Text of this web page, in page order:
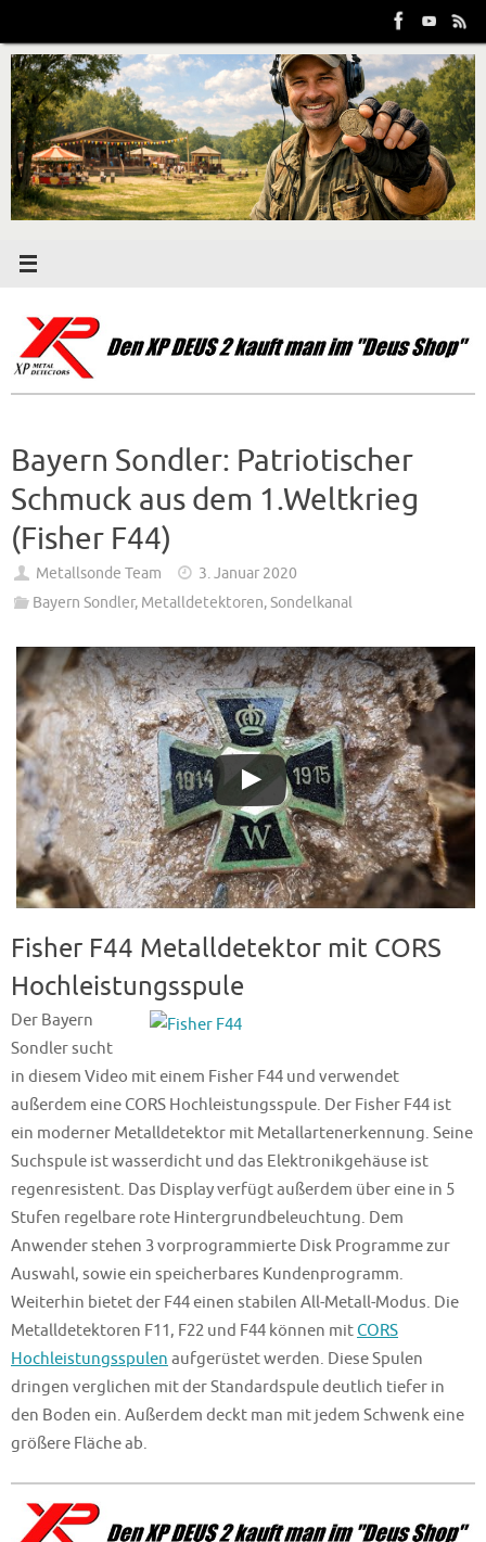
Inhalt
springen
Bayern Sondler: Patriotischer
Schmuck aus dem 1.Weltkrieg
(Fisher F44)
Metallsonde Team
3. Januar 2020
Bayern Sondler, Metalldetektoren,Sondelkanal
Fisher F44 Metalldetektor mit CORS
Hochleistungsspule
Der Bayern
Sondler sucht
in diesem Video mit einem Fisher F44 und verwendet
außerdem eine CORS Hochleistungsspule. Der Fisher F44 ist
ein moderner Metalldetektor mit Metallartenerkennung. Seine
Suchspule ist wasserdicht und das Elektronikgehäuse ist
regenresistent. Das Display verfügt außerdem über eine in 5
Stufen regelbare rote Hintergrundbeleuchtung. Dem
Anwender stehen 3 vorprogrammierte Disk Programme zur
Auswahl, sowie ein speicherbares Kundenprogramm.
Weiterhin bietet der F44 einen stabilen All-Metall-Modus. Die
Metalldetektoren F11, F22 und F44 können mitCORS
Hochleistungsspulen aufgerüstet werden. Diese Spulen
dringen verglichen mit der Standardspule deutlich tiefer in
den Boden ein. Außerdem deckt man mit jedem Schwenk eine
größere Fläche ab.